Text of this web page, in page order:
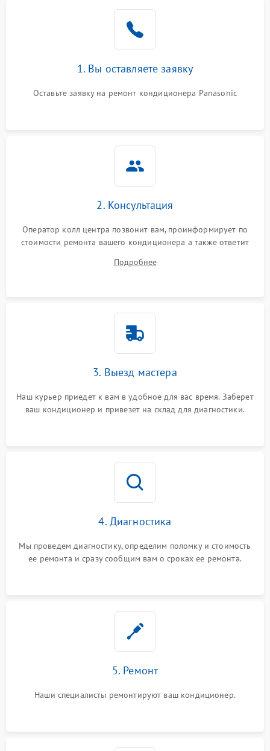
1. Вы оставляете заявку
Оставьте заявку на ремонт кондиционера Panasonic
2. Консультация
Оператор колл центра позвонит вам, проинформирует по
стоимости ремонта вашего кондиционера а также ответит
Подробнее
3. Выезд мастера
Наш курьер приедет к вам в удобное для вас время. Заберет
ваш кондиционер и привезет на склад для диагностики.
4. Диагностика
Мы проведем диагностику, определим поломку и стоимость
ее ремонта и сразу сообщим вам о сроках ее ремонта.
5. Ремонт
Наши специалисты ремонтируют ваш кондиционер.